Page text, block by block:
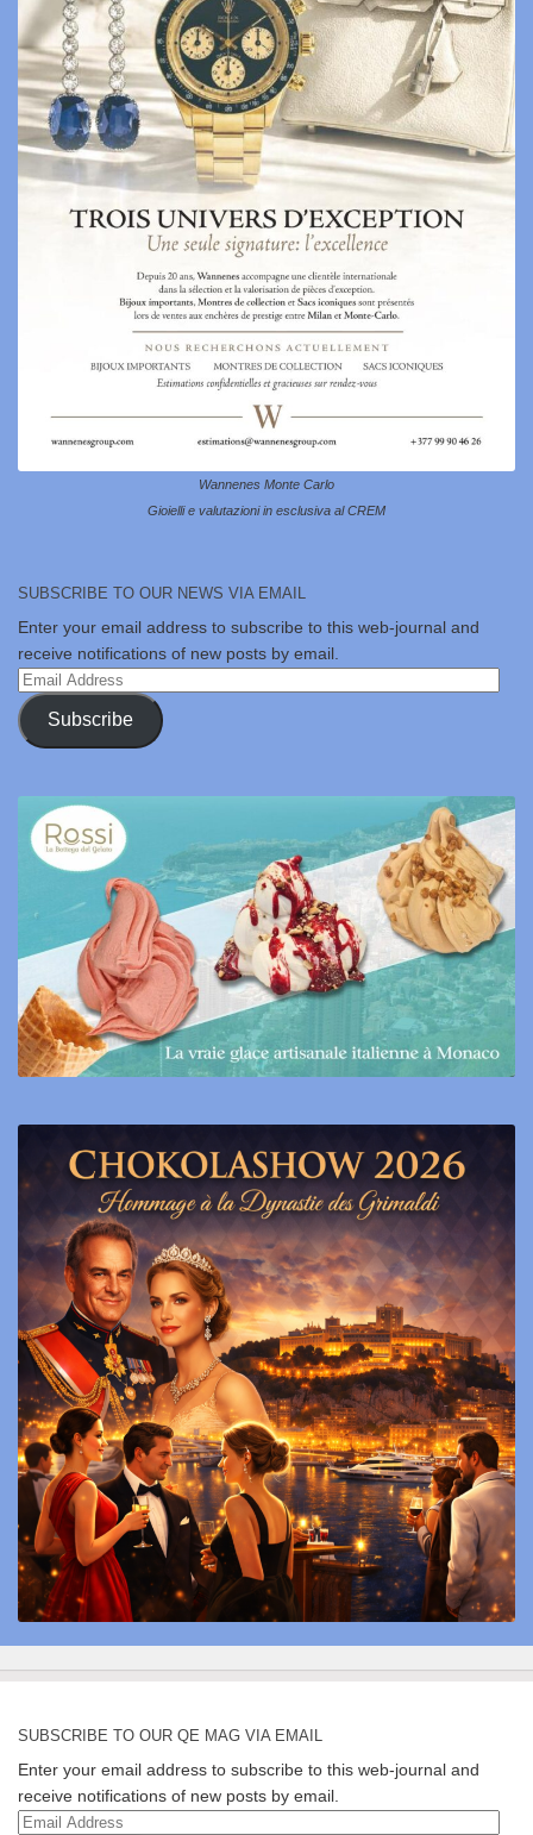
Wannenes Monte Carlo
Gioielli e valutazioni in esclusiva al CREM
SUBSCRIBE TO OUR NEWS VIA EMAIL
Enter your email address to subscribe to this web-journal and
receive notifications of new posts by email.
Email
Address
Subscribe
SUBSCRIBE TO OUR QE MAG VIA EMAIL
Enter your email address to subscribe to this web-journal and
receive notifications of new posts by email.
Email